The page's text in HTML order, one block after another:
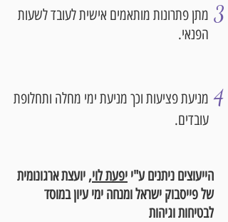
מתן פתרונות מותאמים אישית לעובד לשעות
הפנאי.
3
מניעת פציעות וכך מניעת ימי מחלה ותחלופת
עובדים.
4
הייעוצים ניתנים ע"י יפעת לוי, יועצת ארגונומית
של פייסבוק ישראל ומנחה ימי עיון במוסד
לבטיחות וגיהות